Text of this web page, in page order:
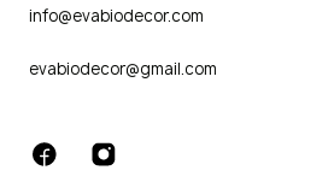
info@evabiodecor.com
evabiodecor@gmail.com